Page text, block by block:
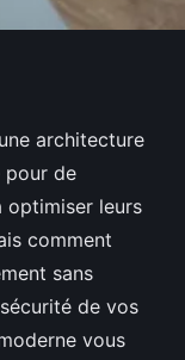
des
architecture
pour de
optimiser leurs
comment
sans
de vos
vous